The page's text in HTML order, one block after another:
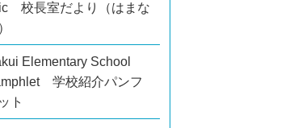
校長室だより（はまな
Elementary School
学校紹介パンフ
ト